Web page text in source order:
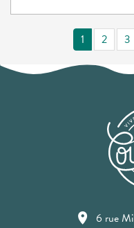
1 2 3
6 rue